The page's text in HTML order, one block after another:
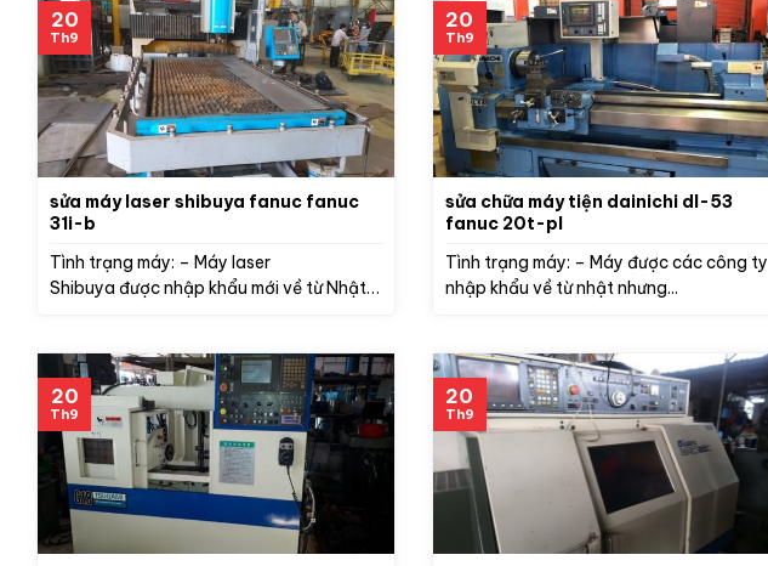
sửa máy laser shibuya fanuc fanuc
31i-b
Tình trạng máy: – Máy laser
Shibuya được nhập khẩu mới về từ Nhật
20
Th9
sửa chữa máy tiện dainichi dl-53
fanuc 20t-pl
Tình trạng máy: – Máy được các công ty
nhập khẩu về từ nhật nhưng...
20
Th9
20
Th9
20
Th9